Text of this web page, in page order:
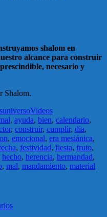
shalom en
alcance para construir
necesario y
Shalom.
universoVideos
, ayuda, bien, calendario,
, construir, cumplir, dia,
, emocional, era mesiánica,
, festividad, fiesta, fruto,
hecho, herencia, hermandad,
, mal, mandamiento, material